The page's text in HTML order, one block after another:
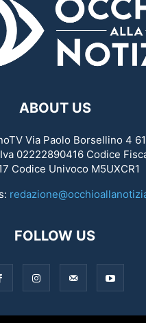
ABOUT US
Via Paolo Borsellino 4
02222890416 Codice
Codice Univoco M5UXCR1
FOLLOW US